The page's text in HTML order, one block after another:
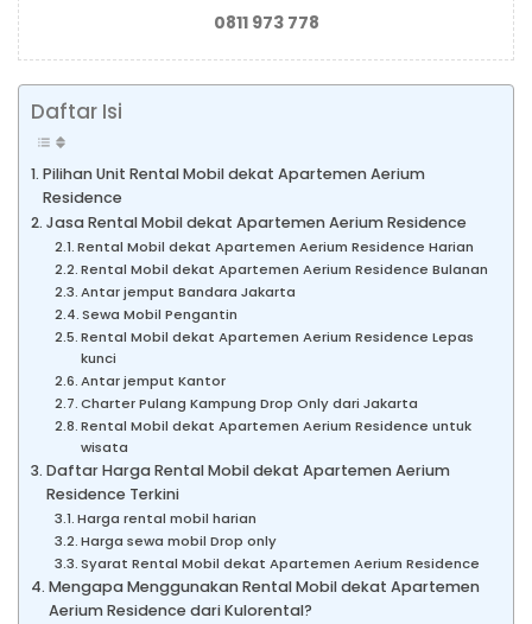
0811 973 778
Daftar Isi
Pilihan Unit Rental Mobil dekat Apartemen Aerium
Residence
Jasa Rental Mobil dekat Apartemen Aerium Residence
Rental Mobil dekat Apartemen Aerium Residence Harian
Rental Mobil dekat Apartemen Aerium Residence Bulanan
Antar jemput Bandara Jakarta
Sewa Mobil Pengantin
Rental Mobil dekat Apartemen Aerium Residence Lepas
kunci
Antar jemput Kantor
Charter Pulang Kampung Drop Only dari Jakarta
Rental Mobil dekat Apartemen Aerium Residence untuk
wisata
Daftar Harga Rental Mobil dekat Apartemen Aerium
Residence Terkini
Harga rental mobil harian
Harga sewa mobil Drop only
Syarat Rental Mobil dekat Apartemen Aerium Residence
Mengapa Menggunakan Rental Mobil dekat Apartemen
Aerium Residence dari Kulorental?